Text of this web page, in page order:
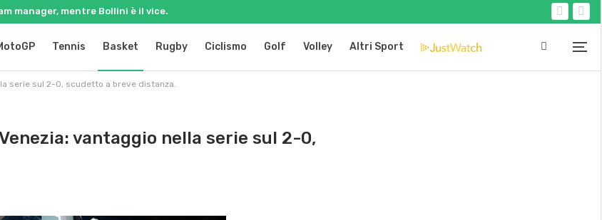
manager, mentre Bollini è il vice.
Tennis Basket Rugby Ciclismo Golf Volley Altri Sport
serie sul 2-0, scudetto a breve distanza.
vantaggio nella serie sul 2-0,